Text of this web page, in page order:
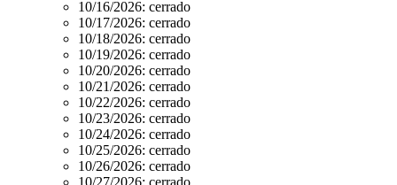
10/16/2026: cerrado
10/17/2026: cerrado
10/18/2026: cerrado
10/19/2026: cerrado
10/20/2026: cerrado
10/21/2026: cerrado
10/22/2026: cerrado
10/23/2026: cerrado
10/24/2026: cerrado
10/25/2026: cerrado
10/26/2026: cerrado
10/27/2026: cerrado